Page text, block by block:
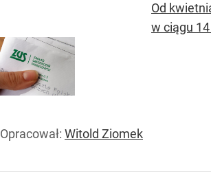
Od
w ciągu
Opracował: Witold Ziomek